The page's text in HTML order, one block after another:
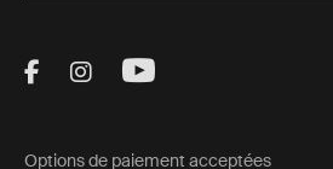
Visit Thule on Facebook
Visit Thule on
Visit Thule on
Options de paiement acceptées